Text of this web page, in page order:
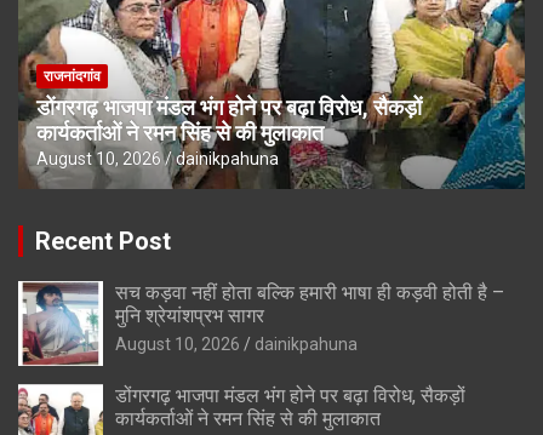
राजनांदगांव
डोंगरगढ़ भाजपा मंडल भंग होने पर बढ़ा विरोध, सैकड़ों
कार्यकर्ताओं ने रमन सिंह से की मुलाकात
August 10, 2026 dainikpahuna
Recent Post
सच कड़वा नहीं होता बल्कि हमारी भाषा ही ‎कड़वी होती है –
मुनि श्रेयांशप्रभ सागर
August 10, 2026 dainikpahuna
डोंगरगढ़ भाजपा मंडल भंग होने पर बढ़ा विरोध, सैकड़ों
कार्यकर्ताओं ने रमन सिंह से की मुलाकात